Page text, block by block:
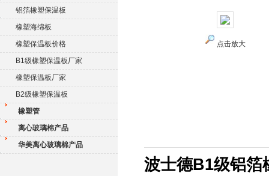
铝箔橡塑保温板
橡塑海绵板
橡塑保温板价格
B1级橡塑保温板厂家
橡塑保温板厂家
B2级橡塑保温板
橡塑管
离心玻璃棉产品
华美离心玻璃棉产品
点击放大
波士德B1级铝箔